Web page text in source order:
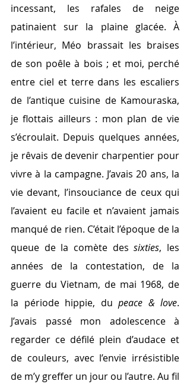
incessant, les rafales de neige
patinaient sur la plaine glacée. À
l’intérieur, Méo brassait les braises
de son poêle à bois ; et moi, perché
entre ciel et terre dans les escaliers
de l’antique cuisine de Kamouraska,
je flottais ailleurs : mon plan de vie
s’écroulait. Depuis quelques années,
je rêvais de devenir charpentier pour
vivre à la campagne. J’avais 20 ans, la
vie devant, l’insouciance de ceux qui
l’avaient eu facile et n’avaient jamais
manqué de rien. C’était l’époque de la
queue de la comète des sixties, les
années de la contestation, de la
guerre du Vietnam, de mai 1968, de
la période hippie, du peace & love.
J’avais passé mon adolescence à
regarder ce défilé plein d’audace et
de couleurs, avec l’envie irrésistible
de m’y greffer un jour ou l’autre. Au fil